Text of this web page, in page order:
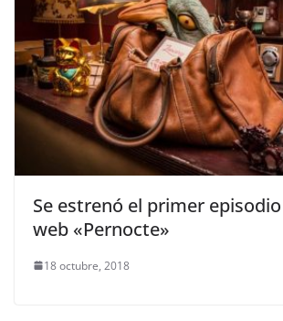
Se estrenó el primer
web «Pernocte»
18 octubre, 2018